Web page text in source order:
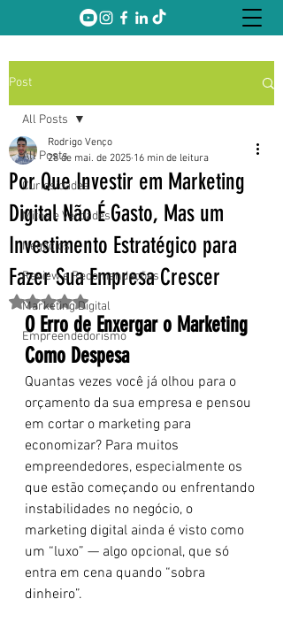
Post
All Posts
Curiosidades
Mitos e Verdades
Negócios
Review e Recomendações
Marketing Digital
Empreendedorismo
All Posts
Por Que Investir em Marketing
Digital Não É Gasto, Mas um
Investimento Estratégico para
Fazer Sua Empresa Crescer
Rodrigo Venço
28 de mai. de 2025 16 min de leitura
Avaliado com NaN de 5 estrelas.
O Erro de Enxergar o Marketing
Como Despesa
Quantas vezes você já olhou para o
orçamento da sua empresa e pensou
em cortar o marketing para
economizar? Para muitos
empreendedores, especialmente os
que estão começando ou enfrentando
instabilidades no negócio, o
marketing digital ainda é visto como
um “luxo” — algo opcional, que só
entra em cena quando “sobra
dinheiro”.